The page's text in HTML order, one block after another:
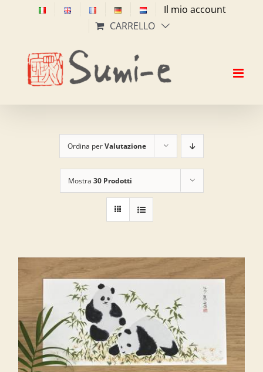
Il mio account
CARRELLO
Ordina perValutazione
Mostra 30 Prodotti